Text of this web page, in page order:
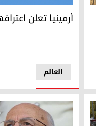
أرمينيا تعلن
العالم
أرمينيا تعلن